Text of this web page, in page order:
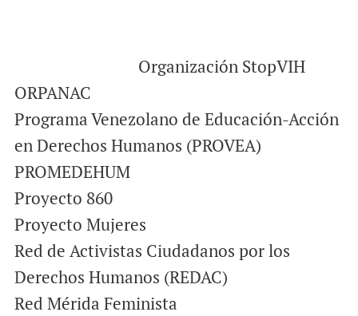
Organización StopVIH
ORPANAC
Programa Venezolano de Educación-Acción
en Derechos Humanos (PROVEA)
PROMEDEHUM
Proyecto 860
Proyecto Mujeres
Red de Activistas Ciudadanos por los
Derechos Humanos (REDAC)
Red Mérida Feminista